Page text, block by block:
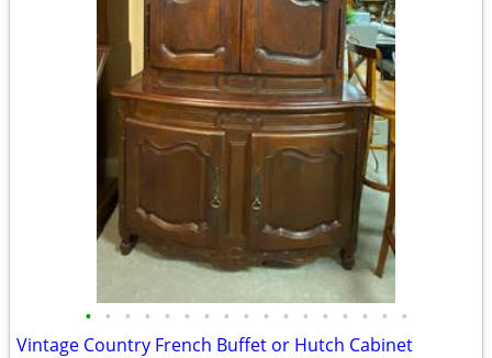
• • • • • • • • • • • • • • • • •
Vintage Country French Buffet or Hutch Cabinet